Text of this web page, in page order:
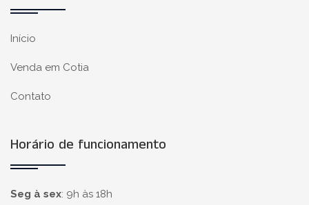
Início
Venda em Cotia
Contato
Horário de funcionamento
Seg à sex: 9h às 18h